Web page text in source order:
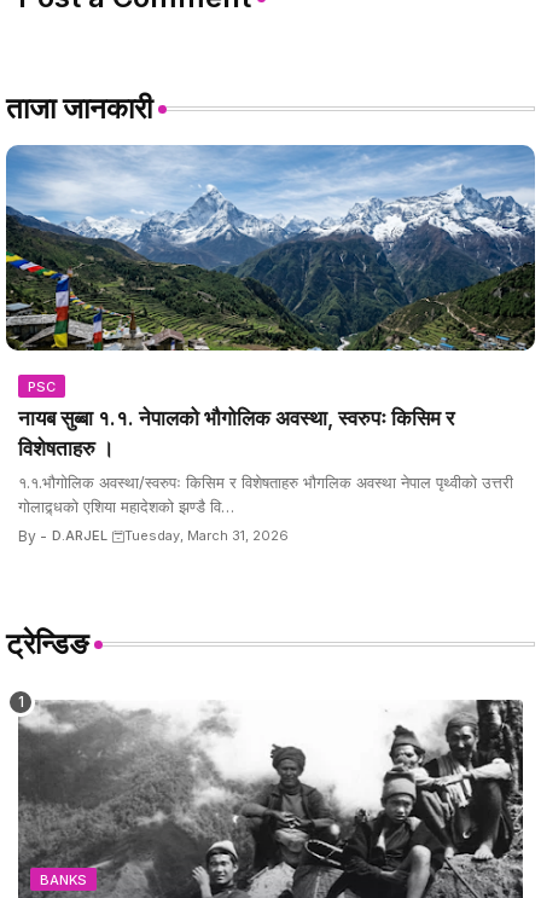
ताजा जानकारी
PSC
नायब सुब्बा १.१. नेपालको भौगोलिक अवस्था, स्वरुपः किसिम र
विशेषताहरु ।
१.१.भौगोलिक अवस्था/स्वरुपः किसिम र विशेषताहरु भौगलिक अवस्था नेपाल पृथ्वीको उत्तरी
गोलाद्र्धको एशिया महादेशको झण्डै वि…
By - D.ARJEL Tuesday, March 31, 2026
ट्रेन्डिङ
BANKS